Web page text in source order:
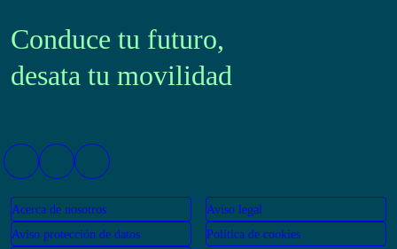
Conduce tu futuro,
desata tu movilidad
Acerca de nosotros
Aviso legal
Aviso protección de datos
Política de cookies